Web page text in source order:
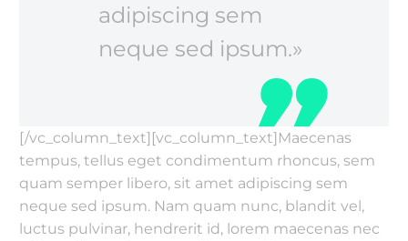
adipiscing sem
neque sed ipsum.»
[/vc_column_text][vc_column_text]Maecenas
tempus, tellus eget condimentum rhoncus, sem
quam semper libero, sit amet adipiscing sem
neque sed ipsum. Nam quam nunc, blandit vel,
luctus pulvinar, hendrerit id, lorem maecenas nec